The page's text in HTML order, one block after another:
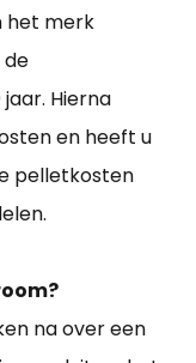
het merk
de
Hierna
en heeft u
pelletkosten
na over een